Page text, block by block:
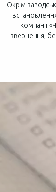
Окрім
компанії
звернення,